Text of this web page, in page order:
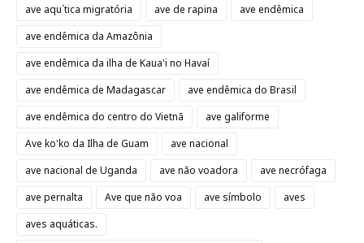
ave aqu´tica migratória
ave de rapina
ave endêmica
ave endêmica da Amazônia
ave endêmica da ilha de Kaua'i no Havaí
ave endêmica de Madagascar
ave endêmica do Brasil
ave endêmica do centro do Vietnã
ave galiforme
Ave ko'ko da Ilha de Guam
ave nacional
ave nacional de Uganda
ave não voadora
ave necrófaga
ave pernalta
Ave que não voa ave símbolo
aves
aves aquáticas.